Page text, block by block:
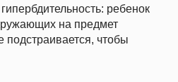
ребенок
на предмет
подстраивается, чтобы